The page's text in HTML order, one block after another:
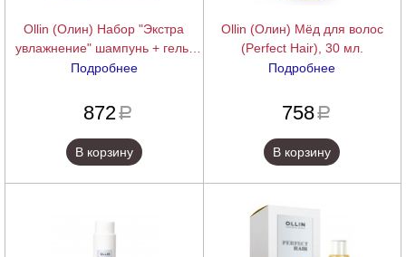
Ollin (Олин) Набор "Экстра
увлажнение" шампунь + гель-
кондиционер (Bionika), 250+200
Подробнее
872a
В корзину
Ollin (Олин) Мёд для волос
(Perfect Hair), 30 мл.
Подробнее
758a
В корзину